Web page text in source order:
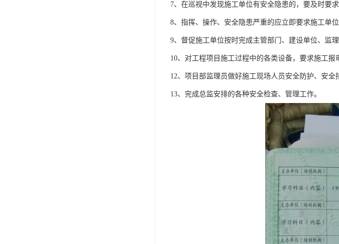
7、在巡视中发现施工单位有安全隐患的，要及时要
8、指挥、操作、安全隐患严重的应立即要求施工单
9、督促施工单位按时完成主管部门、建设单位、监
10、对工程项目施工过程中的各类设备，要求施工
12、项目部监理员做好施工现场人员安全防护、安
13、完成总监安排的各种安全检查、管理工作。